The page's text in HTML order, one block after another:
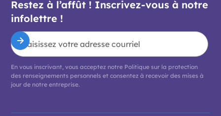
Restez à l’affût ! Inscrivez-vous à notre
infolettre !
En vous inscrivant, vous acceptez notre Politique sur la protection
des renseignements personnelset consentez à recevoir des mises à
jour de notre entreprise.